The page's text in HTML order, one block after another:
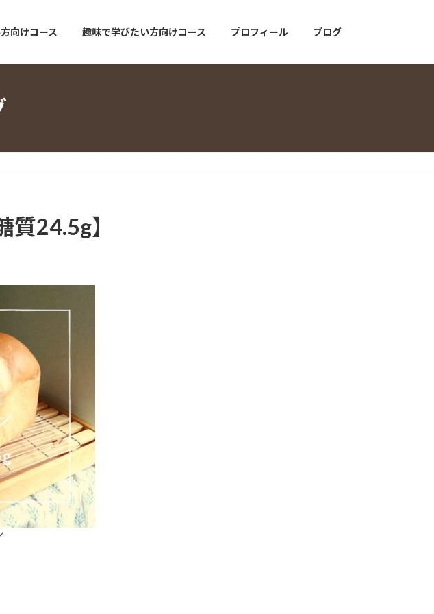
向けコース 趣味で学びたい方向けコース プロフィール ブログ
24.5g】